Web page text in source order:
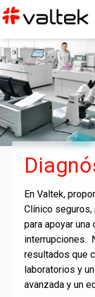
Productos
Diagnóstico
Química Clínica
Hematología
Aseguramiento de
Biología Molecular
Coagulación
Gases y Electrolitos
Soporte Post
Blog
Documentación
Fichas de
Certificados de
Controles y
Política de
Nosotros
Canal de
Contacto
En Valtek,
Clínico
para apoyar
interrupciones.
resultados que
laboratorios y
avanzada y un